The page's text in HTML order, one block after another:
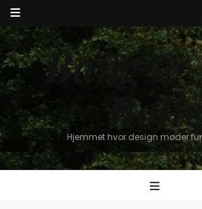
Bang &
Hjemmet hvor design møder